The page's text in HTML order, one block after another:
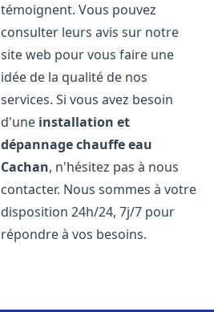
témoignent. Vous pouvez
consulter leurs avis sur notre
site web pour vous faire une
idée de la qualité de nos
services. Si vous avez besoin
d'une installation et
dépannage chauffe eau
Cachan, n'hésitez pas à nous
contacter. Nous sommes à votre
disposition 24h/24, 7j/7 pour
répondre à vos besoins.